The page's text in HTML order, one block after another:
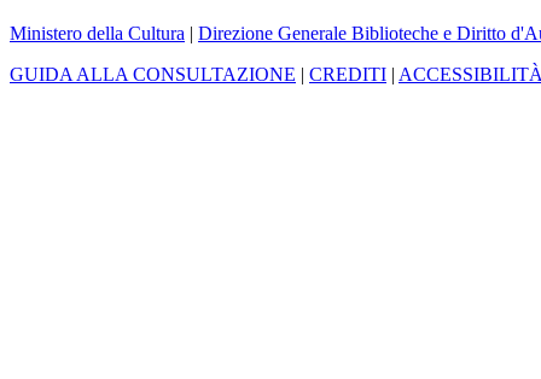
Ministero della Cultura | Direzione Generale Biblioteche e Diritto
GUIDA ALLA CONSULTAZIONE | CREDITI |